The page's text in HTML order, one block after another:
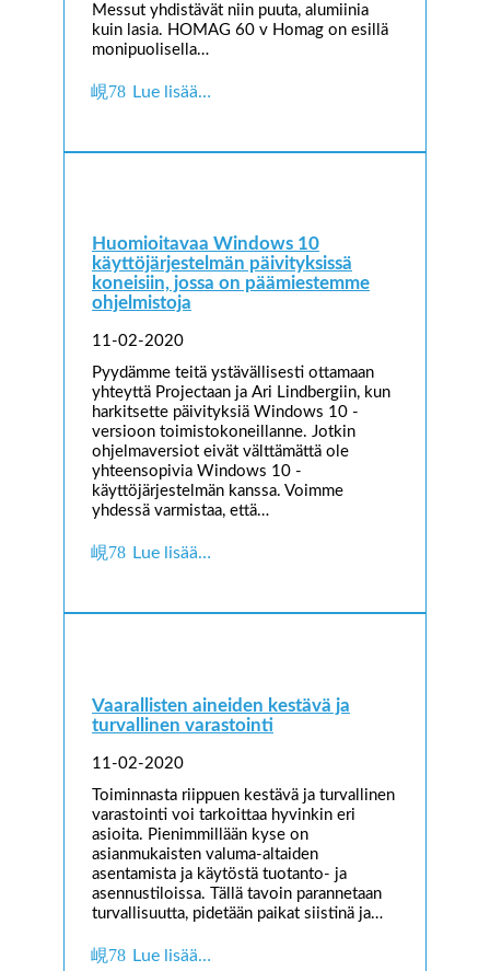
Messut yhdistävät niin puuta, alumiinia
kuin lasia. HOMAG 60 v Homag on esillä
monipuolisella…
Lue lisää…
Huomioitavaa Windows 10
käyttöjärjestelmän päivityksissä
koneisiin, jossa on päämiestemme
ohjelmistoja
11-02-2020
Pyydämme teitä ystävällisesti ottamaan
yhteyttä Projectaan ja Ari Lindbergiin, kun
harkitsette päivityksiä Windows 10 -
versioon toimistokoneillanne. Jotkin
ohjelmaversiot eivät välttämättä ole
yhteensopivia Windows 10 -
käyttöjärjestelmän kanssa. Voimme
yhdessä varmistaa, että…
Lue lisää…
Vaarallisten aineiden kestävä ja
turvallinen varastointi
11-02-2020
Toiminnasta riippuen kestävä ja turvallinen
varastointi voi tarkoittaa hyvinkin eri
asioita. Pienimmillään kyse on
asianmukaisten valuma-altaiden
asentamista ja käytöstä tuotanto- ja
asennustiloissa. Tällä tavoin parannetaan
turvallisuutta, pidetään paikat siistinä ja…
Lue lisää…